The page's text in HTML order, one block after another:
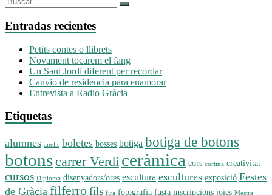
Entradas recientes
Petits contes o llibrets
Novament tocarem el fang
Un Sant Jordi diferent per recordar
Canvio de residencia para enamorar
Entrevista a Radio Gràcia
Etiquetas
alumnes anells boletes bosses botiga botiga de botons
botonscarrer Verdi ceràmica cors cortina creativitat
cursos Diploma disenyadors/ores escultura escultures exposició Festes
de Gràcia filferrofils fira fotografia fusta inscripcions joies Mestra